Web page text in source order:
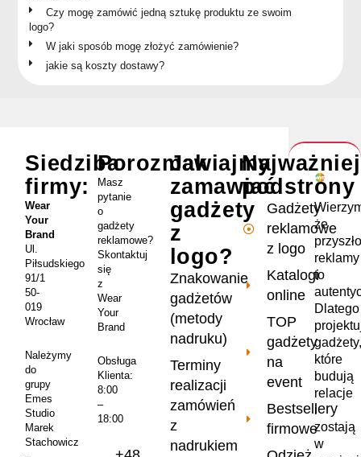
Czy mogę zamówić jedną sztukę produktu ze swoim
logo?
W jaki sposób mogę złożyć zamówienie?
jakie są koszty dostawy?
że
reklamy
to
Dlatego
gadżety,
które
budują
relacje
i
zostają
w
podstrony
Gadżety
reklamowe
z logo
Katalogi
online
TOP
gadżety
na
event
Bestsellery
firmowe
Jak
zamawiać
gadżety
z
logo?
Znakowanie
gadżetów
(metody
nadruku)
Terminy
realizacji
zamówień
z
nadrukiem
Porozmawiajmy
Masz
pytanie
o
gadżety
reklamowe?
Skontaktuj
się
z
Wear
Your
Brand
Obsługa
Klienta:
8:00
–
18:00
Siedziba
firmy:
Wear
Your
Brand
Ul.
Piłsudskiego
91/1
50-
019
Wrocław
Należymy
do
grupy
Emes
Studio
Marek
Stachowicz